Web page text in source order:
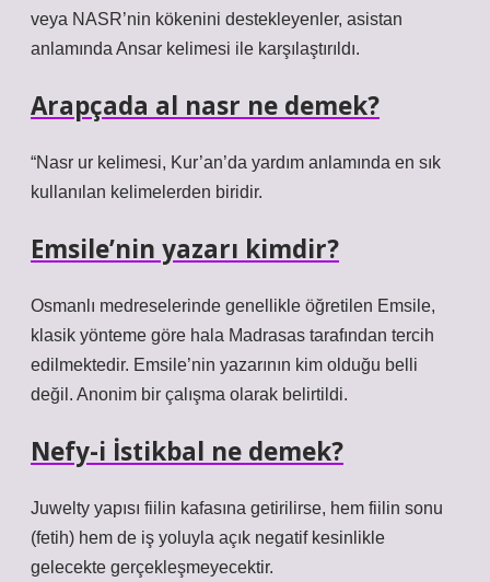
veya NASR’nin kökenini destekleyenler, asistan
anlamında Ansar kelimesi ile karşılaştırıldı.
Arapçada al nasr ne demek?
“Nasr ur kelimesi, Kur’an’da yardım anlamında en sık
kullanılan kelimelerden biridir.
Emsile’nin yazarı kimdir?
Osmanlı medreselerinde genellikle öğretilen Emsile,
klasik yönteme göre hala Madrasas tarafından tercih
edilmektedir. Emsile’nin yazarının kim olduğu belli
değil. Anonim bir çalışma olarak belirtildi.
Nefy-i İstikbal ne demek?
Juwelty yapısı fiilin kafasına getirilirse, hem fiilin sonu
(fetih) hem de iş yoluyla açık negatif kesinlikle
gelecekte gerçekleşmeyecektir.